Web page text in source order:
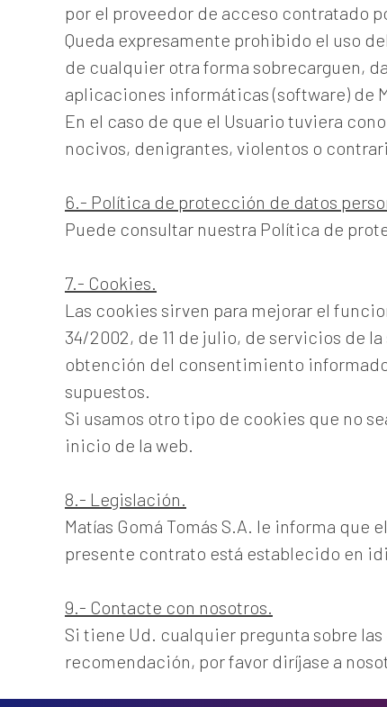
por el proveedor de acceso contratado
Queda expresamente prohibido el uso
de cualquier otra forma sobrecarguen,
aplicaciones informáticas (software) de
En el caso de que el Usuario tuviera
nocivos, denigrantes, violentos o
6.- Política de protección de datos
Puede consultar nuestra Política de
7.- Cookies.
Las cookies sirven para mejorar el
34/2002, de 11 de julio, de servicios de
obtención del consentimiento
supuestos.
Si usamos otro tipo de cookies que no
inicio de la web.
8.- Legislación.
Matías Gomá Tomás S.A. le informa que
presente contrato está establecido en
9.- Contacte con nosotros.
Si tiene Ud. cualquier pregunta sobre
recomendación, por favor diríjase a